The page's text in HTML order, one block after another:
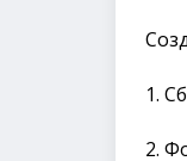
1.
2.